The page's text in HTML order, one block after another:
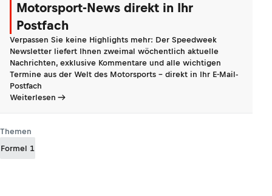
Motorsport-News direkt in Ihr
Postfach
Verpassen Sie keine Highlights mehr: Der Speedweek
Newsletter liefert Ihnen zweimal wöchentlich aktuelle
Nachrichten, exklusive Kommentare und alle wichtigen
Termine aus der Welt des Motorsports - direkt in Ihr E-Mail-
Postfach
Weiterlesen
Themen
Formel 1